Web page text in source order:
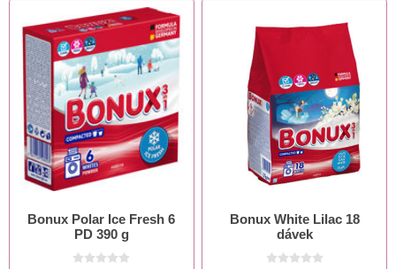
Bonux Polar Ice Fresh 6
PD 390 g
Bonux White Lilac 18
dávek